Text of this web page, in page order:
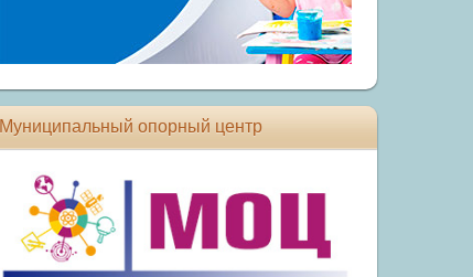
Муниципальный опорный центр